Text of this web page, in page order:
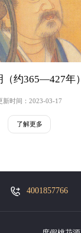
（约365—427年）
新时间：2023-03-17
了解更多
4001857766